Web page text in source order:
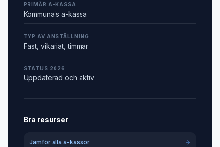
PRIMÄR A-KASSA
Kommunals a-kassa
TYP AV ANSTÄLLNING
Fast, vikariat, timmar
STATUS 2026
Uppdaterad och aktiv
Bra resurser
Jämför alla a-kassor